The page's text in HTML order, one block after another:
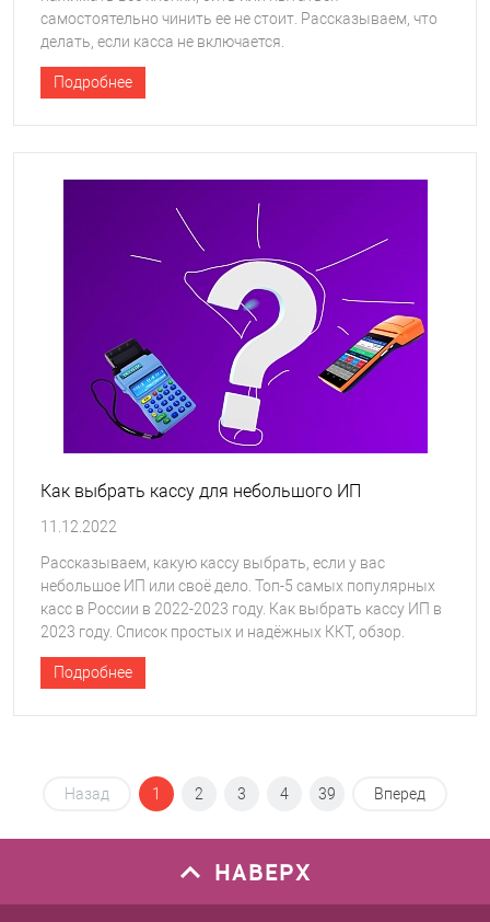
самостоятельно чинить ее не стоит. Рассказываем, что
делать, если касса не включается.
Подробнее
Как выбрать кассу для небольшого ИП
11.12.2022
Рассказываем, какую кассу выбрать, если у вас
небольшое ИП или своё дело. Топ-5 самых популярных
касс в России в 2022-2023 году. Как выбрать кассу ИП в
2023 году. Список простых и надёжных ККТ, обзор.
Подробнее
Назад 1 2 3 4 39 Вперед
НАВЕРХ